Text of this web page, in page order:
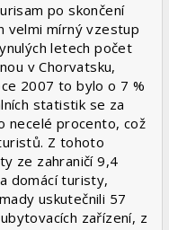
po skončení
velmi mírný vzestup
letech počet
v Chorvatsku,
2007 to bylo o 7 %
statistik se za
necelé procento, což
Z tohoto
ze zahraničí 9,4
domácí turisty,
uskutečnili 57
zařízení, z